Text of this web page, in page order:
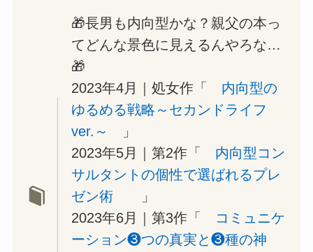
🎁長男も内向型かな？親父の本っ
てどんな景色に見えるんやろな…
🎁
2023年4月｜処女作「 内向型の
ゆるめる戦略～セカンドライフ
ver.～
」
2023年5月｜第2作「 内向型コン
サルタントの個性で選ばれるプレ
ゼン術」
2023年6月｜第3作「
コミュニケ
ーション❸つの真実と❸種の神